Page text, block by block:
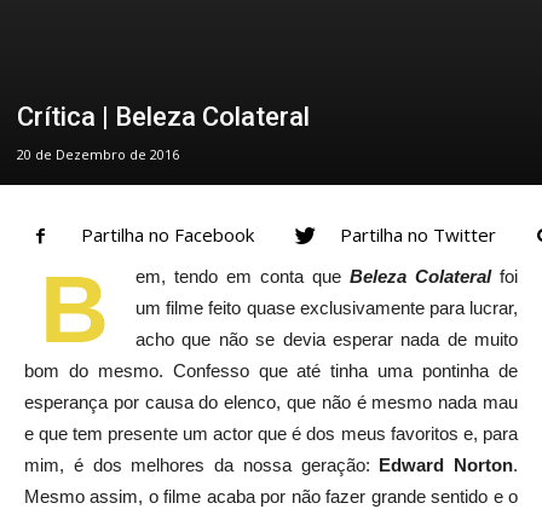
Crítica | Beleza Colateral
20 de Dezembro de 2016
Partilha no Facebook Partilha no Twitter
B em, tendo em conta que Beleza Colateralfoi
um filme feito quase exclusivamente para lucrar,
acho que não se devia esperar nada de muito
bom do mesmo. Confesso que até tinha uma pontinha de
esperança por causa do elenco, que não é mesmo nada mau
e que tem presente um actor que é dos meus favoritos e, para
mim, é dos melhores da nossa geração: Edward Norton.
Mesmo assim, o filme acaba por não fazer grande sentido e o